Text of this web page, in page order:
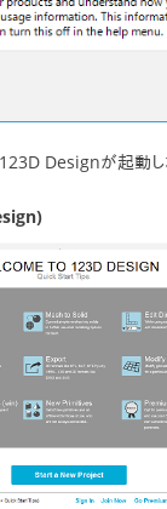
Designが起動し